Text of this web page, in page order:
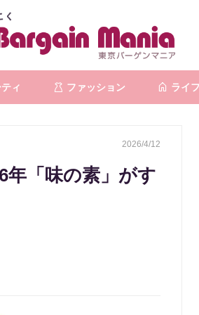
ィ ファッション ライフ
2026/4/12
年「味の素」がす